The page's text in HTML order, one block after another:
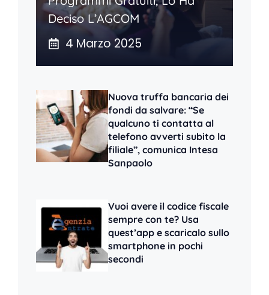
Deciso L’AGCOM
4 Marzo 2025
Nuova truffa bancaria dei
fondi da salvare: “Se
qualcuno ti contatta al
telefono avverti subito la
filiale”, comunica Intesa
Sanpaolo
Vuoi avere il codice fiscale
sempre con te? Usa
quest’app e scaricalo sullo
smartphone in pochi
secondi